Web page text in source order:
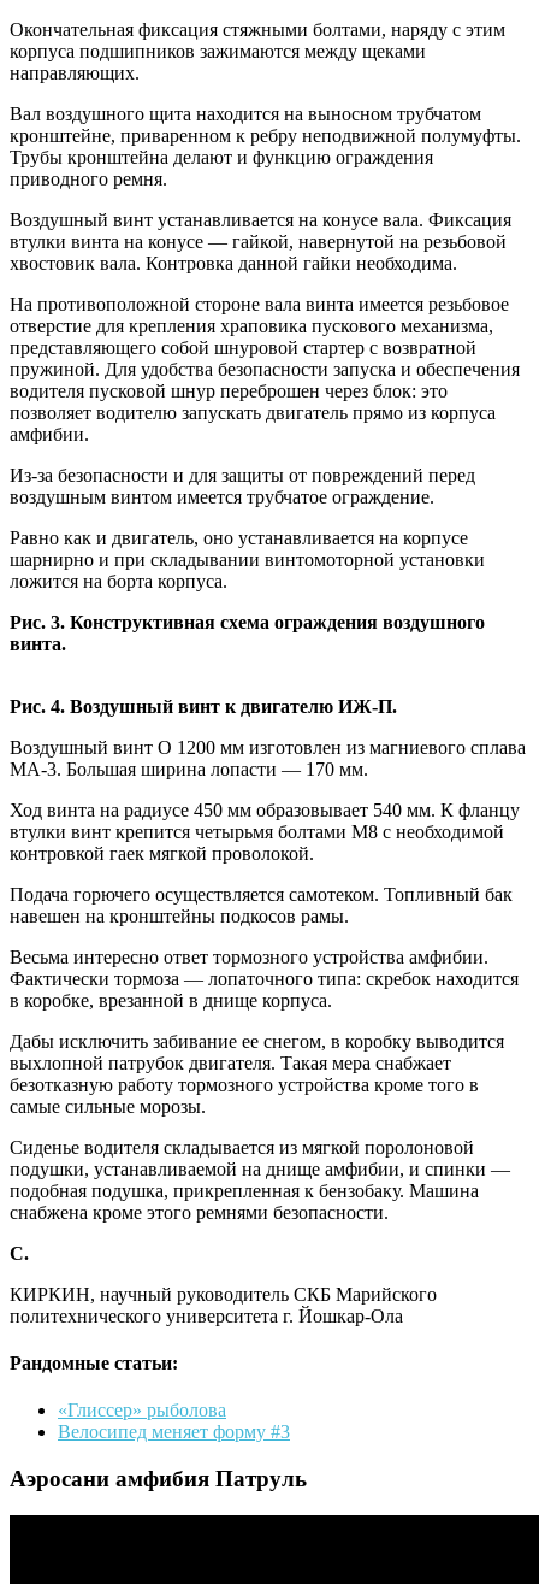
Окончательная фиксация стяжными болтами, наряду с этим
корпуса подшипников зажимаются между щеками
направляющих.
Вал воздушного щита находится на выносном трубчатом
кронштейне, приваренном к ребру неподвижной полумуфты.
Трубы кронштейна делают и функцию ограждения
приводного ремня.
Воздушный винт устанавливается на конусе вала. Фиксация
втулки винта на конусе — гайкой, навернутой на резьбовой
хвостовик вала. Контровка данной гайки необходима.
На противоположной стороне вала винта имеется резьбовое
отверстие для крепления храповика пускового механизма,
представляющего собой шнуровой стартер с возвратной
пружиной. Для удобства безопасности запуска и обеспечения
водителя пусковой шнур переброшен через блок: это
позволяет водителю запускать двигатель прямо из корпуса
амфибии.
Из-за безопасности и для защиты от повреждений перед
воздушным винтом имеется трубчатое ограждение.
Равно как и двигатель, оно устанавливается на корпусе
шарнирно и при складывании винтомоторной установки
ложится на борта корпуса.
Рис. 3. Конструктивная схема ограждения воздушного
винта.
Рис. 4. Воздушный винт к двигателю ИЖ-П.
Воздушный винт O 1200 мм изготовлен из магниевого сплава
МА-3. Большая ширина лопасти — 170 мм.
Ход винта на радиусе 450 мм образовывает 540 мм. К фланцу
втулки винт крепится четырьмя болтами М8 с необходимой
контровкой гаек мягкой проволокой.
Подача горючего осуществляется самотеком. Топливный бак
навешен на кронштейны подкосов рамы.
Весьма интересно ответ тормозного устройства амфибии.
Фактически тормоза — лопаточного типа: скребок находится
в коробке, врезанной в днище корпуса.
Дабы исключить забивание ее снегом, в коробку выводится
выхлопной патрубок двигателя. Такая мера снабжает
безотказную работу тормозного устройства кроме того в
самые сильные морозы.
Сиденье водителя складывается из мягкой поролоновой
подушки, устанавливаемой на днище амфибии, и спинки —
подобная подушка, прикрепленная к бензобаку. Машина
снабжена кроме этого ремнями безопасности.
С.
КИРКИН, научный руководитель СКБ Марийского
политехнического университета г. Йошкар-Ола
Рандомные статьи:
«Глиссер» рыболова
Велосипед меняет форму #3
Аэросани амфибия Патруль